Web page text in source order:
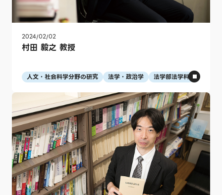
2024/02/02
村田 毅之 教授
人文・社会科学分野の研究 法学・政治学 法学部法学科